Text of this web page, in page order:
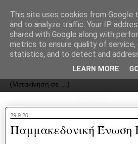
ΟΔΟΣ
29.9.20
Παμμακεδονική
This site uses cookies from Google
and to analyze traffic. Your IP
shared with Google along with
metrics to ensure quality of service,
statistics, and to detect and
LEARN MORE